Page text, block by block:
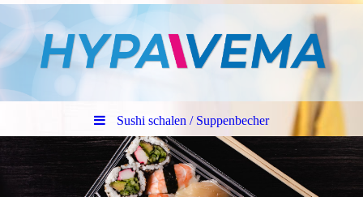
Sushi schalen / Suppenbecher